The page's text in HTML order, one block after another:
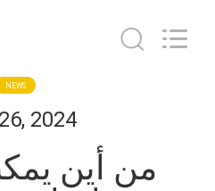
منتجات
Machinery
Co.,Ltd.
NEWS
2024
من أين